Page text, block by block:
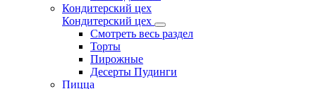
Кондитерский цех
Кондитерский цех
Смотреть весь раздел
Торты
Пирожные
Десерты Пудинги
Пицца